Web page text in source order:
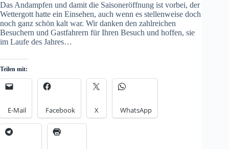
Das Andampfen und damit die Saisoneröffnung ist vorbei, der
Wettergott hatte ein Einsehen, auch wenn es stellenweise doch
noch ganz schön kalt war. Wir danken den zahlreichen
Besuchern und Gastfahrern für Ihren Besuch und hoffen, sie
im Laufe des Jahres…
Teilen mit:
E-Mail Facebook X WhatsApp